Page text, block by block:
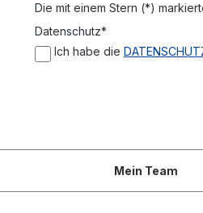
Die mit einem Stern (*)
Datenschutz*
Ich habe die
Mein Team